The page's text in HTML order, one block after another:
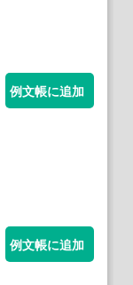
例文帳に追加
例文帳に追加